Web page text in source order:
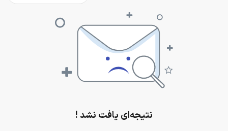
نتیجه‌ای یافت نشد !